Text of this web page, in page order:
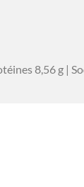
8,56 g |